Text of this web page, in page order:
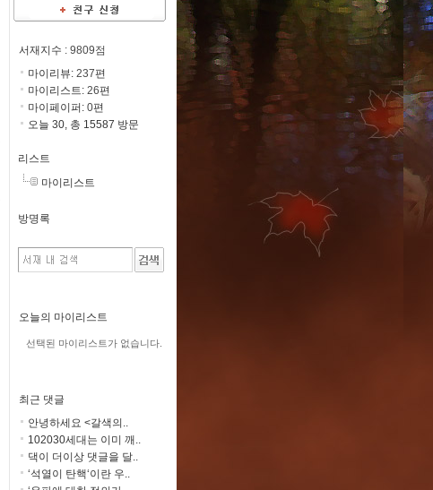
서재지수 : 9809점
마이리뷰: 237편
마이리스트: 26편
마이페이퍼: 0편
오늘 30, 총 15587 방문
리스트
마이리스트
방명록
오늘의 마이리스트
선택된 마이리스트가 없습니다.
최근 댓글
안녕하세요 <갈색의..
102030세대는 이미 깨..
댁이 더이상 댓글을 달..
‘석열이 탄핵‘이란 우..